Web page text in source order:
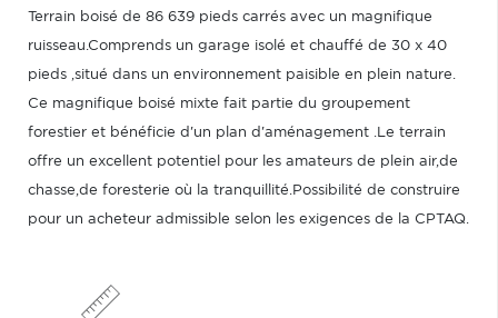
Terrain boisé de 86 639 pieds carrés avec un magnifique
ruisseau.Comprends un garage isolé et chauffé de 30 x 40
pieds ,situé dans un environnement paisible en plein nature.
Ce magnifique boisé mixte fait partie du groupement
forestier et bénéficie d'un plan d'aménagement .Le terrain
offre un excellent potentiel pour les amateurs de plein air,de
chasse,de foresterie où la tranquillité.Possibilité de construire
pour un acheteur admissible selon les exigences de la CPTAQ.